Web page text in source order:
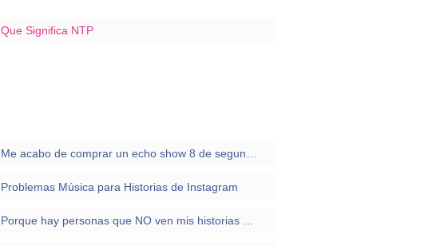
Que Significa NTP
Problemas Música para Historias de Instagram